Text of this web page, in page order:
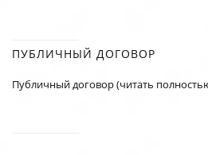
ПУБЛИЧНЫЙ ДОГОВОР
Публичный договор (читать